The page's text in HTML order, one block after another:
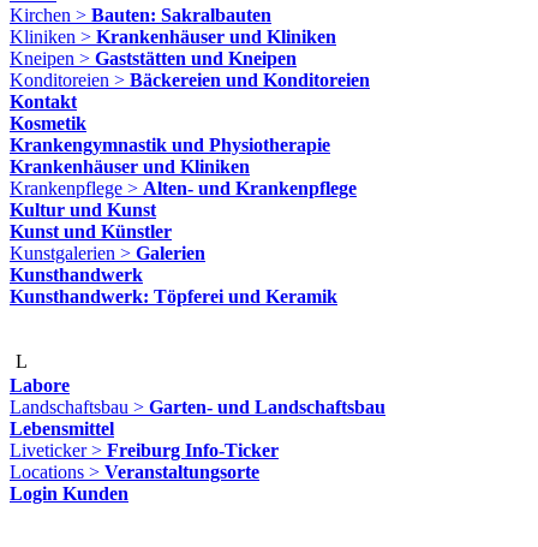
Kirchen > Bauten: Sakralbauten
Kliniken > Krankenhäuser und Kliniken
Kneipen > Gaststätten und Kneipen
Konditoreien > Bäckereien und Konditoreien
Kontakt
Kosmetik
Krankengymnastik und Physiotherapie
Krankenhäuser und Kliniken
Krankenpflege > Alten- und Krankenpflege
Kultur und Kunst
Kunst und Künstler
Kunstgalerien > Galerien
Kunsthandwerk
Kunsthandwerk: Töpferei und Keramik
L
Labore
Landschaftsbau > Garten- und Landschaftsbau
Lebensmittel
Liveticker > Freiburg Info-Ticker
Locations > Veranstaltungsorte
Login Kunden